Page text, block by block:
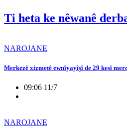
Ti heta ke nêwanê
NAROJANE
Merkezê xizmetê ewnîyayîşî de 29 kesî
09:06 11/7
NAROJANE